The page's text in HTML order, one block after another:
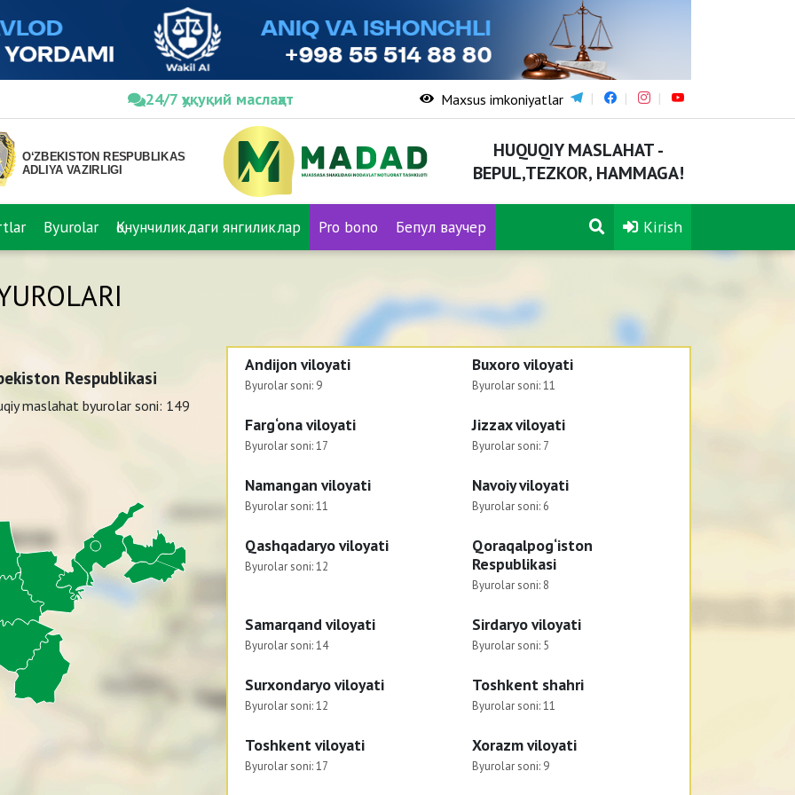
24/7 ҳуқуқий маслаҳат Maxsus imkoniyatlar
HUQUQIY MASLAHAT -
BEPUL,TEZKOR, HAMMAGA!
Byurolar Қонунчиликдаги янгиликлар Pro bono Бепул ваучер Kirish
Respublikasi
maslahat byurolar soni: 149
Andijon viloyati
Byurolar soni: 9
Buxoro viloyati
Byurolar soni:11
Farg‘ona viloyati
Byurolar soni:17
Jizzax viloyati
Byurolar soni: 7
Namangan viloyati
Byurolar soni:11
Navoiy viloyati
Byurolar soni: 6
Qashqadaryo viloyati
Byurolar soni:12
Qoraqalpog‘iston
Respublikasi
Byurolar soni: 8
Samarqand viloyati
Byurolar soni:14
Sirdaryo viloyati
Byurolar soni: 5
Surxondaryo viloyati
Byurolar soni:12
Toshkent shahri
Byurolar soni:11
Toshkent viloyati
Byurolar soni:17
Xorazm viloyati
Byurolar soni: 9